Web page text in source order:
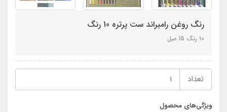
رنگ روغن رامبراند ست پرتره 10 رنگ
10 رنگ 15 میل
تعداد
ویژگی‌های محصول